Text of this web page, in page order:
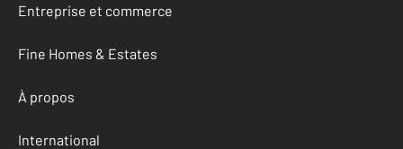
Entreprise et commerce
Fine Homes & Estates
À propos
International